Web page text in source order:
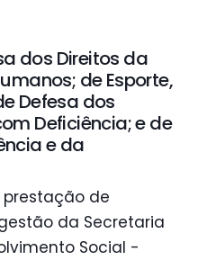
dos Direitos da
de Esporte,
Defesa dos
Deficiência; e de
e da
prestação de
da Secretaria
Social -